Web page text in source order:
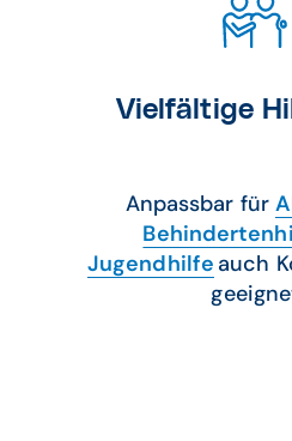
Vielfältige
Anpassbar für
Jugendhilfe auch